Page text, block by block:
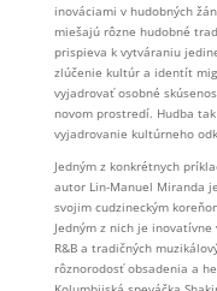
inováciami v hudobných
miešajú rôzne hudobné
prispieva k vytváraniu
zlúčenie kultúr a identít
vyjadrovať osobné
novom prostredí. Hudba
vyjadrovanie kultúrneho
Jedným z konkrétnych
autor Lin-Manuel Miranda
svojim cudzineckým
Jedným z nich je
R&B a tradičných
rôznorodosť obsadenia a